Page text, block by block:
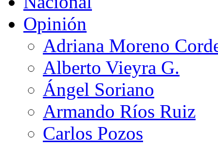
Opinión
Adriana Moreno
Alberto Vieyra G.
Ángel Soriano
Armando Ríos Ruiz
Carlos Pozos